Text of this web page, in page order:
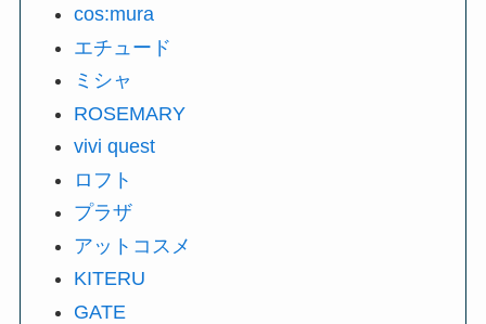
cos:mura
エチュード
ミシャ
ROSEMARY
vivi quest
ロフト
プラザ
アットコスメ
KITERU
GATE